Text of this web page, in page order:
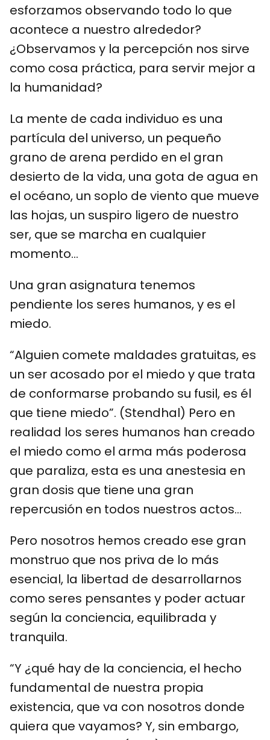
esforzamos observando todo lo que
acontece a nuestro alrededor?
¿Observamos y la percepción nos sirve
como cosa práctica, para servir mejor a
la humanidad?
La mente de cada individuo es una
partícula del universo, un pequeño
grano de arena perdido en el gran
desierto de la vida, una gota de agua en
el océano, un soplo de viento que mueve
las hojas, un suspiro ligero de nuestro
ser, que se marcha en cualquier
momento…
Una gran asignatura tenemos
pendiente los seres humanos, y es el
miedo.
“Alguien comete maldades gratuitas, es
un ser acosado por el miedo y que trata
de conformarse probando su fusil, es él
que tiene miedo”. (Stendhal) Pero en
realidad los seres humanos han creado
el miedo como el arma más poderosa
que paraliza, esta es una anestesia en
gran dosis que tiene una gran
repercusión en todos nuestros actos…
Pero nosotros hemos creado ese gran
monstruo que nos priva de lo más
esencial, la libertad de desarrollarnos
como seres pensantes y poder actuar
según la conciencia, equilibrada y
tranquila.
“Y ¿qué hay de la conciencia, el hecho
fundamental de nuestra propia
existencia, que va con nosotros donde
quiera que vayamos? Y, sin embargo,